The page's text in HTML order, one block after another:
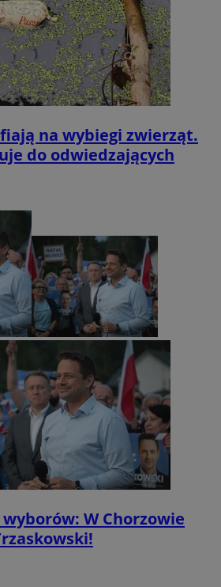
na wybiegi zwierząt.
do odwiedzających
W Chorzowie